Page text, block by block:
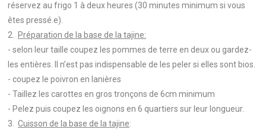
réservez au frigo 1 à deux heures (30 minutes minimum si vous
êtes pressé.e).
2.
Préparation de la base de la tajine:
- selon leur taille coupez les pommes de terre en deux ou gardez-
les entières. Il n’est pas indispensable de les peler si elles sont bios.
- coupez le poivron en lanières
- Taillez les carottes en gros tronçons de 6cm minimum
- Pelez puis coupez les oignons en 6 quartiers sur leur longueur.
3. Cuisson de la base de la tajine: